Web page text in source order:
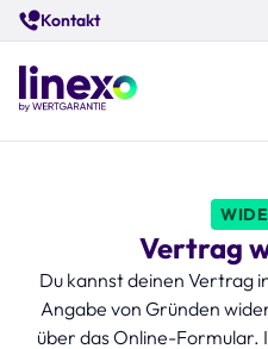
Skip
to
main
content
Kontakt
Vertrag
Du kannst deinen Vertrag
Angabe von Gründen
über das Online-Formular.